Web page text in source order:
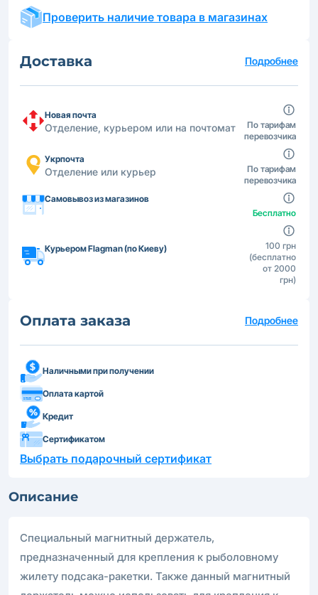
Проверить наличие товара в магазинах
Доставка Подробнее
Новая почта
Отделение, курьером или на почтомат
По тарифам
перевозчика
Укрпочта
Отделение или курьер
По тарифам
перевозчика
Самовывоз из магазинов
Бесплатно
Курьером Flagman (по Киеву)
100 грн
(бесплатно
от 2000
грн)
Оплата заказа Подробнее
Наличными при получении
Оплата картой
Кредит
Сертификатом
Выбрать подарочный сертификат
Описание
Специальный магнитный держатель,
предназначенный для крепления к рыболовному
жилету подсака-ракетки. Также данный магнитный